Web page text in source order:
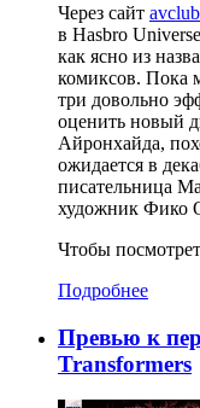
Через сайт avclub
в Hasbro
как ясно из
комиксов. Пока
три довольно
оценить новый
Айронхайда,
ожидается в
писательница
художник Фико
Чтобы
Подробнее
Превью к
Transformers